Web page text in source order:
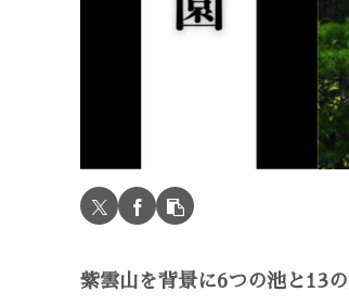
紫雲山を背景に6つの池と13